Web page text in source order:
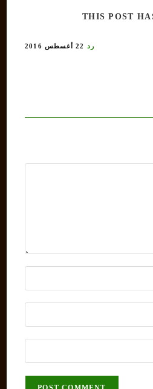
THIS POST
رد 22 أغسطس 2016